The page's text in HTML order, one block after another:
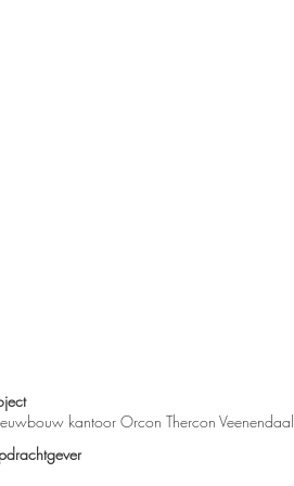
kantoor Orcon Thercon Veenendaal